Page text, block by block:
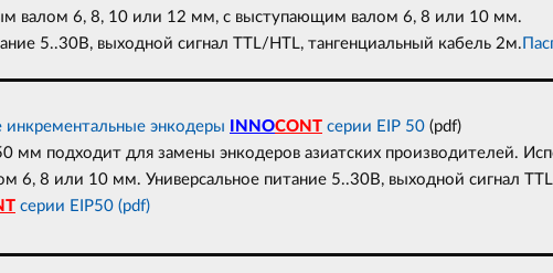
валом 6, 8, 10 или 12 мм, с выступающим валом 6, 8 или 10 мм.
5..30В, выходной сигнал TTL/HTL, тангенциальный кабель 2м.
энкодеры INNOCONT серии EIP 50 (pdf)
мм подходит для замены энкодеров азиатских производителей.
6, 8 или 10 мм. Универсальное питание 5..30В, выходной сигнал
серии EIP50 (pdf)